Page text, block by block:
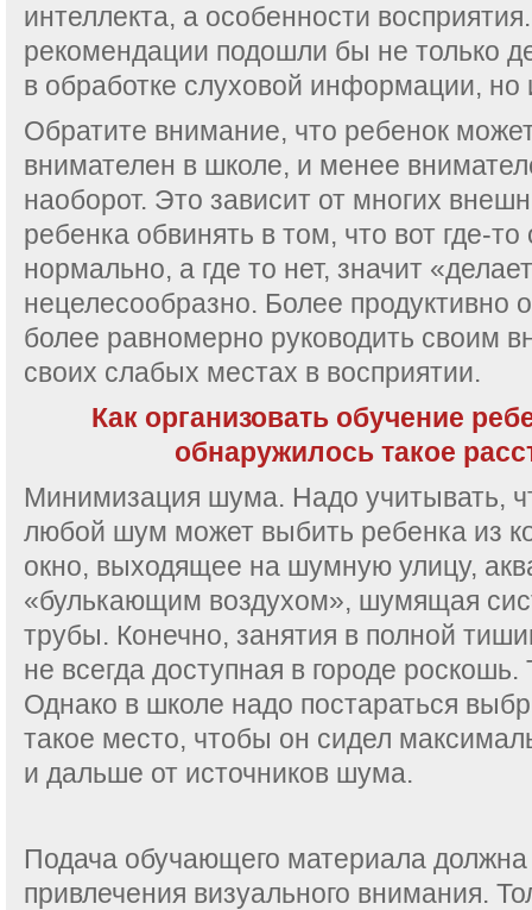
интеллекта, а особенности
рекомендации подошли бы не только
в обработке слуховой информации, но
Обратите внимание, что ребенок
внимателен в школе, и менее
наоборот. Это зависит от многих
ребенка обвинять в том, что вот где-
нормально, а где то нет, значит
нецелесообразно. Более продуктивно
более равномерно руководить своим
своих слабых местах в восприятии.
Как организовать обучение
обнаружилось такое
Минимизация шума. Надо учитывать,
любой шум может выбить ребенка из
окно, выходящее на шумную улицу,
«булькающим воздухом», шумящая
трубы. Конечно, занятия в полной
не всегда доступная в городе
Однако в школе надо постараться
такое место, чтобы он сидел
и дальше от источников шума.
Подача обучающего материала должна
привлечения визуального внимания.